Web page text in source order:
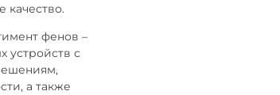
качество.
фенов –
устройств с
а также